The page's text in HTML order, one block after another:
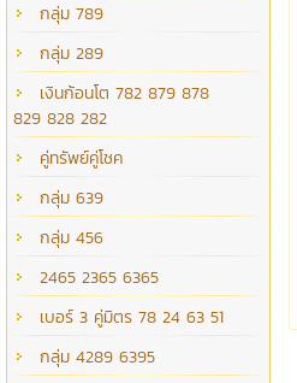
กลุ่ม 789
กลุ่ม 289
เงินก้อนโต 782 879 878
829 828 282
คู่ทรัพย์คู่โชค
กลุ่ม 639
กลุ่ม 456
2465 2365 6365
เบอร์ 3 คู่มิตร 78 24 63 51
กลุ่ม 4289 6395